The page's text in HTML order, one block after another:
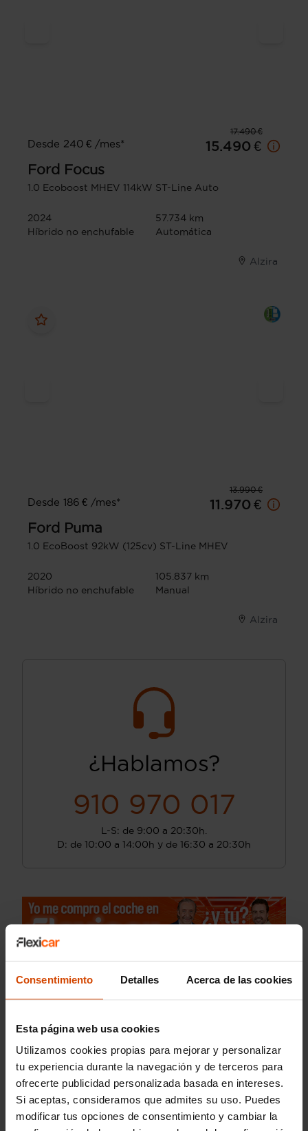
Consentimiento Detalles Acerca de las cookies
Esta página web usa cookies
Utilizamos cookies propias para mejorar y personalizar
tu experiencia durante la navegación y de terceros para
ofrecerte publicidad personalizada basada en intereses.
Si aceptas, consideramos que admites su uso. Puedes
modificar tus opciones de consentimiento y cambiar la
17.490 €
Desde 240 € /mes*
15.490 €
Ford Focus
1.0 Ecoboost MHEV 114kW ST-Line Auto
2024
57.734 km
Híbrido no enchufable
Automática
Alzira
13.990 €
Desde 186 € /mes*
11.970 €
Ford Puma
1.0 EcoBoost 92kW (125cv) ST-Line MHEV
2020
105.837 km
Híbrido no enchufable
Manual
Alzira
¿Hablamos?
910 970 017
L-S: de 9:00 a 20:30h.
D: de 10:00 a 14:00h y de 16:30 a 20:30h